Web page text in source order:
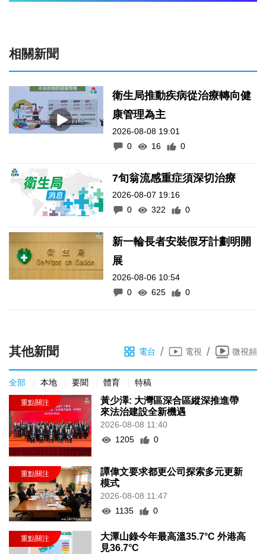
相關新聞
衛生局推動疾病從治療轉向健
康管理為主
2026-08-08 19:01
0
16 0
7旬翁流感重症須深切治療
2026-08-07 19:16
0
322 0
新一輪長者安裝假牙計劃明開
展
2026-08-06 10:54
0
625 0
其他新聞 電台 / 電視 / 微視頻
全部 本地 要聞 體育 特稿
黃少澤: 大灣區深合區縱深推進帶
來法治建設全新機遇
2026-08-08 11:40
1205
0
譚偉文要求都更公司探索多元更新
模式
2026-08-08 11:47
1135
0
大潭山錄今年最高溫35.7°C 外港高
見36.7°C